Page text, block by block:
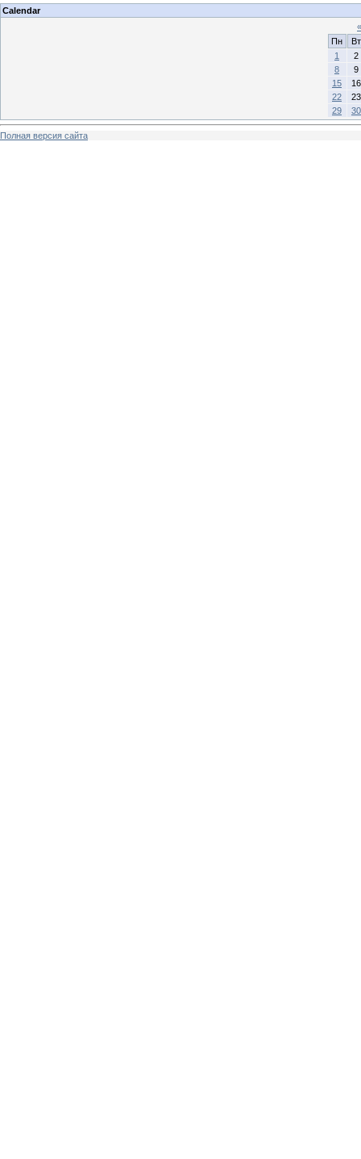
Calendar
«
Пн
Вт
1
2
8
9
15
16
22
23
29
30
Полная версия сайта